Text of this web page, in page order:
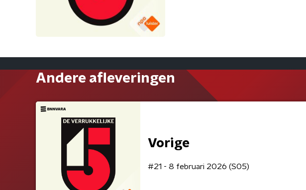
Andere afleveringen
Vorige
#21 - 8 februari 2026 (S05)